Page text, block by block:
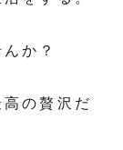
か？
の贅沢だ